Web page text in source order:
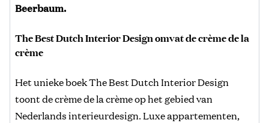
Beerbaum.
The Best Dutch Interior Design omvat de crème de la
crème
Het unieke boek The Best Dutch Interior Design
toont de crème de la crème op het gebied van
Nederlands interieurdesign. Luxe appartementen,